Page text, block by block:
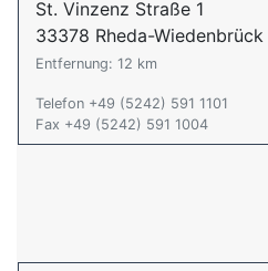
St. Vinzenz Straße 1
33378 Rheda-Wiedenbrück
Entfernung: 12 km
Telefon +49 (5242) 591 1101
Fax +49 (5242) 591 1004